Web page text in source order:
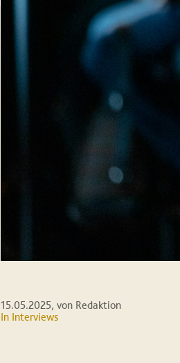
15.05.2025, von Redaktion
In Interviews